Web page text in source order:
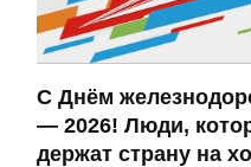
С Днём
— 2026! Люди,
держат страну на